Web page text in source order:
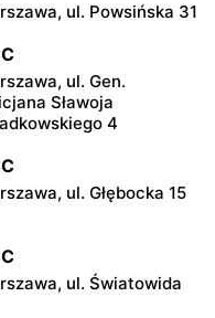
ul. Powsińska 31
ul. Gen.
Sławoja
4
ul. Głębocka 15
ul. Światowida